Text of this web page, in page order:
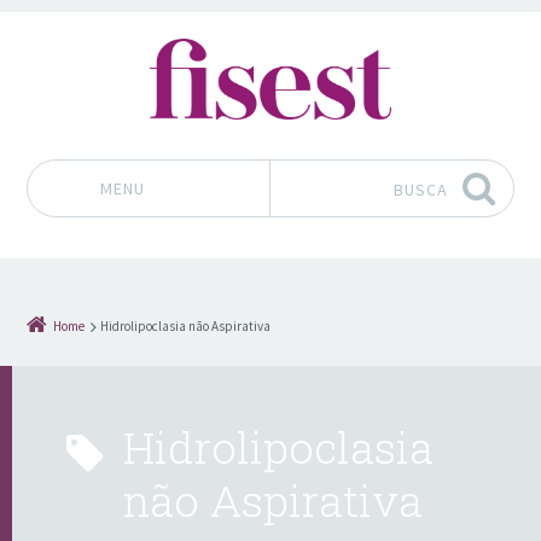
MENU BUSCA
Home Hidrolipoclasia não Aspirativa
Hidrolipoclasia
não Aspirativa